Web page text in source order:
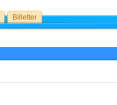
Billetter